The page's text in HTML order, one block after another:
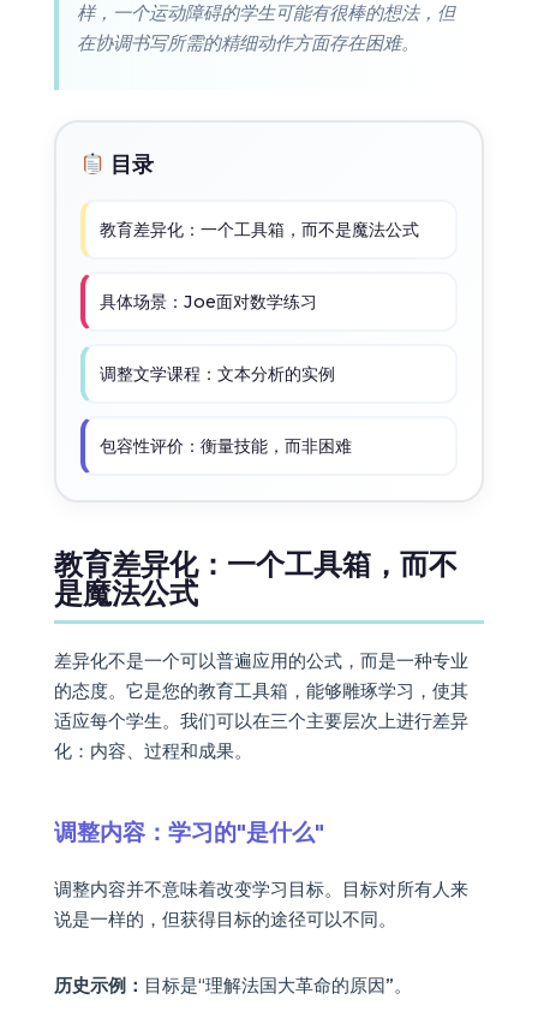
样，一个运动障碍的学生可能有很棒的想法，但
在协调书写所需的精细动作方面存在困难。
目录
教育差异化：一个工具箱，而不是魔法公式
具体场景：Joe面对数学练习
调整文学课程：文本分析的实例
包容性评价：衡量技能，而非困难
教育差异化：一个工具箱，而不
是魔法公式
差异化不是一个可以普遍应用的公式，而是一种专业
的态度。它是您的教育工具箱，能够雕琢学习，使其
适应每个学生。我们可以在三个主要层次上进行差异
化：内容、过程和成果。
调整内容：学习的"是什么"
调整内容并不意味着改变学习目标。目标对所有人来
说是一样的，但获得目标的途径可以不同。
历史示例： 目标是“理解法国大革命的原因”。